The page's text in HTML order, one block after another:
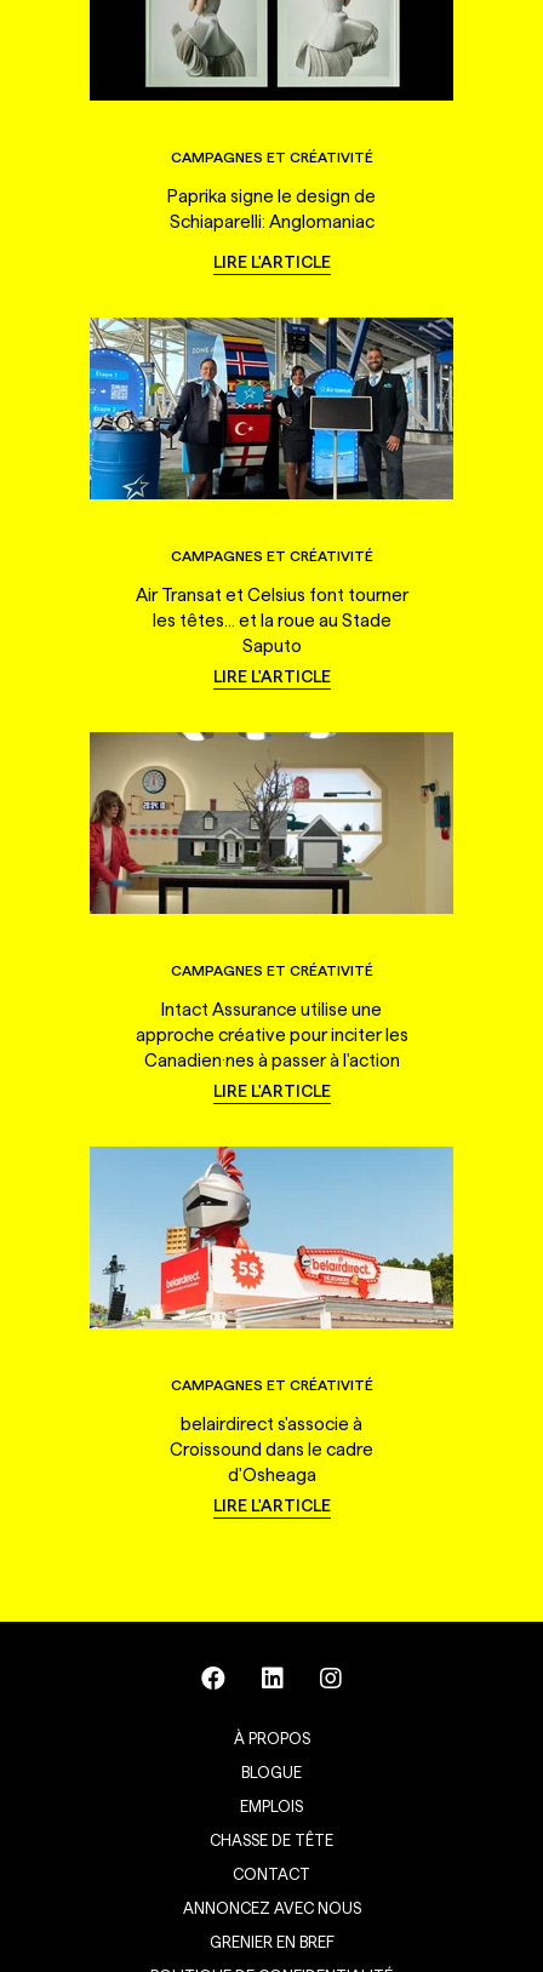
CAMPAGNES ET CRÉATIVITÉ
Paprika signe le design de
Schiaparelli: Anglomaniac
LIRE L'ARTICLE
CAMPAGNES ET CRÉATIVITÉ
Air Transat et Celsius font tourner
les têtes... et la roue au Stade
Saputo
LIRE L'ARTICLE
CAMPAGNES ET CRÉATIVITÉ
Intact Assurance utilise une
approche créative pour inciter les
Canadien·nes à passer à l'action
LIRE L'ARTICLE
CAMPAGNES ET CRÉATIVITÉ
belairdirect s'associe à
Croissound dans le cadre
d'Osheaga
LIRE L'ARTICLE
À PROPOS
BLOGUE
EMPLOIS
CHASSE DE TÊTE
CONTACT
ANNONCEZ AVEC NOUS
GRENIER EN BREF